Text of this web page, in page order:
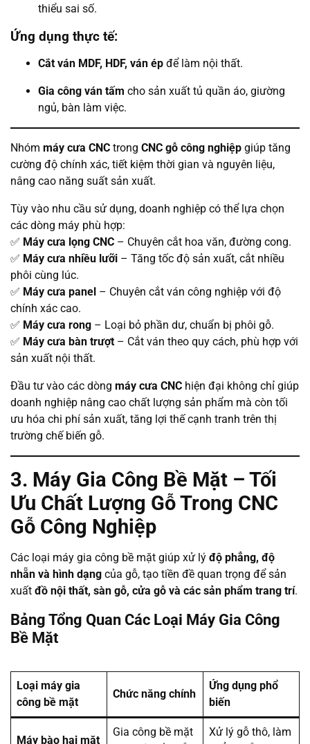
thiểu sai số.
Ứng dụng thực tế:
Cắt ván MDF, HDF, ván ép để làm nội thất.
Gia công ván tấm cho sản xuất tủ quần áo, giường
ngủ, bàn làm việc.
Nhóm máy cưa CNC trong CNC gỗ công nghiệp giúp tăng
cường độ chính xác, tiết kiệm thời gian và nguyên liệu,
nâng cao năng suất sản xuất.
Tùy vào nhu cầu sử dụng, doanh nghiệp có thể lựa chọn
các dòng máy phù hợp:
✅ Máy cưa lọng CNC – Chuyên cắt hoa văn, đường cong.
✅ Máy cưa nhiều lưỡi – Tăng tốc độ sản xuất, cắt nhiều
phôi cùng lúc.
✅ Máy cưa panel – Chuyên cắt ván công nghiệp với độ
chính xác cao.
✅ Máy cưa rong – Loại bỏ phần dư, chuẩn bị phôi gỗ.
✅ Máy cưa bàn trượt– Cắt ván theo quy cách, phù hợp với
sản xuất nội thất.
Đầu tư vào các dòng máy cưa CNC hiện đại không chỉ giúp
doanh nghiệp nâng cao chất lượng sản phẩm mà còn tối
ưu hóa chi phí sản xuất, tăng lợi thế cạnh tranh trên thị
trường chế biến gỗ.
3. Máy Gia Công Bề Mặt – Tối
Ưu Chất Lượng Gỗ Trong CNC
Gỗ Công Nghiệp
Các loại máy gia công bề mặt giúp xử lý độ phẳng, độ
nhẵn và hình dạng của gỗ, tạo tiền đề quan trọng để sản
xuất đồ nội thất, sàn gỗ, cửa gỗ và các sản phẩm trang trí.
Bảng Tổng Quan Các Loại Máy Gia Công
Bề Mặt
Loại máy gia
công bề mặt
Chức năng chính
Ứng dụng phổ
biến
Máy bào hai mặt
Gia công bề mặt
Xử lý gỗ thô, làm